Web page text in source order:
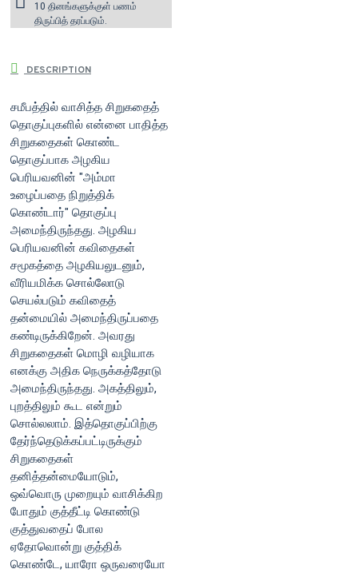
10 தினங்களுக்குள் பணம்
திருப்பித் தரப்படும்.
DESCRIPTION
சமீபத்தில் வாசித்த சிறுகதைத்
தொகுப்புகளில் என்னை பாதித்த
சிறுகதைகள் கொண்ட
தொகுப்பாக அழகிய
பெரியவனின் "அம்மா
உழைப்பதை நிறுத்திக்
கொண்டார்" தொகுப்பு
அமைந்திருந்தது. அழகிய
பெரியவனின் கவிதைகள்
சமூகத்தை அழகியலுடனும்,
வீரியமிக்க சொல்லோடு
செயல்படும் கவிதைத்
தன்மையில் அமைந்திருப்பதை
கண்டிருக்கிறேன். அவரது
சிறுகதைகள் மொழி வழியாக
எனக்கு அதிக நெருக்கத்தோடு
அமைந்திருந்தது. அகத்திலும்,
புறத்திலும் கூட என்றும்
சொல்லலாம். இத்தொகுப்பிற்கு
தேர்ந்தெடுக்கப்பட்டிருக்கும்
சிறுகதைகள்
தனித்தன்மையோடும்,
ஒவ்வொரு முறையும் வாசிக்கிற
போதும் குத்தீட்டி கொண்டு
குத்துவதைப் போல
ஏதோவொன்று குத்திக்
கொண்டே, யாரோ ஒருவரையோ